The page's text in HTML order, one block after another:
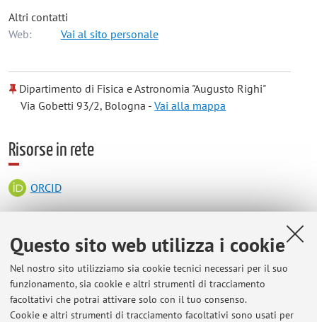
Questo sito web utilizza i cookie
Nel nostro sito utilizziamo sia cookie tecnici necessari per il suo
funzionamento, sia cookie e altri strumenti di tracciamento
facoltativi che potrai attivare solo con il tuo consenso.
Cookie e altri strumenti di tracciamento facoltativi sono usati per
Altri contatti
Web:
Vai al sito personale
Dipartimento di Fisica e Astronomia "Augusto Righi"
Via Gobetti 93/2, Bologna -Vai alla mappa
Risorse in rete
ORCID
Orario di ricevimento
Su appuntamento.